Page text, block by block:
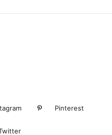
Pinterest